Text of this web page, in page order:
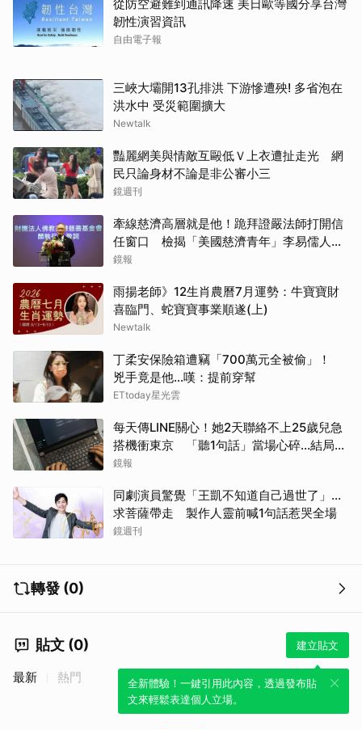
從防空避難到通訊降速 美日歐等國分享台灣
韌性演習資訊
自由電子報
三峽大壩開13孔排洪 下游慘遭殃! 多省泡在
洪水中 受災範圍擴大
Newtalk
豔麗網美與情敵互毆低Ｖ上衣遭扯走光 網
民只論身材不論是非公審小三
鏡週刊
牽線慈濟高層就是他！跪拜證嚴法師打開信
任窗口 檢揭「美國慈濟青年」李易儒人脈
網絡
鏡報
雨揚老師》12生肖農曆7月運勢：牛寶寶財
喜臨門、蛇寶寶事業順遂(上)
Newtalk
丁柔安保險箱遭竊「700萬元全被偷」！
兇手竟是他...嘆：提前穿幫
ETtoday星光雲
每天傳LINE關心！她2天聯絡不上25歲兒急
搭機衝東京 「聽1句話」當場心碎...結局看
哭網
鏡報
同劇演員驚覺「王凱不知道自己過世了」...
求菩薩帶走 製作人靈前喊1句話惹哭全場
鏡週刊
轉發 (0)
貼文 (0) 建立貼文
全新體驗！一鍵引用此內容，透過發布貼
文來輕鬆表達個人立場。
最新 熱門